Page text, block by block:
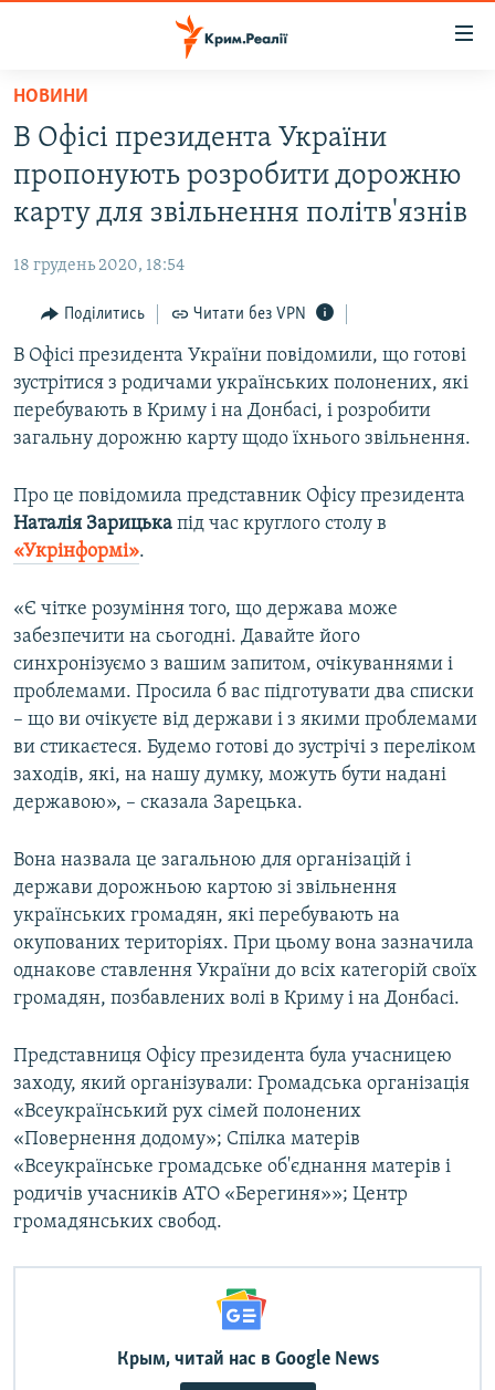
Перейти
основного
матеріалу
Перейти
до
основної
навігації
Перейти
пошуку
НОВИНИ
ВОДА.КРИМ
ВІДЕО ТА ФОТО
БЛОГИ
ПОГЛЯД
ІНТЕРВ'Ю
ВСЕ ЗА ДЕНЬ
СПЕЦПРОЕКТИ
ВІДЕОУРОКИ «ELIFBE»
СВІДЧЕННЯ ОКУПАЦІЇ
ІНФОГРАФІКА
Русский
ДОЛУЧАЙСЯ!
Усі сайти RFE/RL
НОВИНИ
В Офісі президента України
пропонують розробити дорожню
карту для звільнення політв'язнів
18 грудень 2020, 18:54
Поділитись Читати без VPN
В Офісі президента України повідомили, що готові
зустрітися з родичами українських полонених, які
перебувають в Криму і на Донбасі, і розробити
загальну дорожню карту щодо їхнього звільнення.
Про це повідомила представник Офісу президента
Наталія Зарицька під час круглого столу в
«Укрінформі».
«Є чітке розуміння того, що держава може
забезпечити на сьогодні. Давайте його
синхронізуємо з вашим запитом, очікуваннями і
проблемами. Просила б вас підготувати два списки
– що ви очікуєте від держави і з якими проблемами
ви стикаєтеся. Будемо готові до зустрічі з переліком
заходів, які, на нашу думку, можуть бути надані
державою», – сказала Зарецька.
Вона назвала це загальною для організацій і
держави дорожньою картою зі звільнення
українських громадян, які перебувають на
окупованих територіях. При цьому вона зазначила
однакове ставлення України до всіх категорій своїх
громадян, позбавлених волі в Криму і на Донбасі.
Представниця Офісу президента була учасницею
заходу, який організували: Громадська організація
«Всеукраїнський рух сімей полонених
«Повернення додому»; Спілка матерів
«Всеукраїнське громадське об'єднання матерів і
родичів учасників АТО «Берегиня»»; Центр
громадянських свобод.
Крым, читай нас в Google News